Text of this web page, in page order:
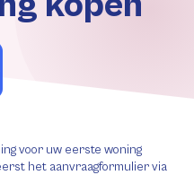
voor uw eerste woning
het aanvraagformulier via